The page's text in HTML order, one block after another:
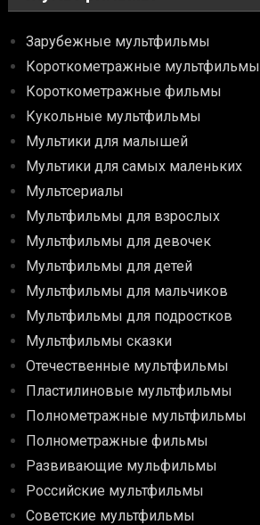
Зарубежные мультфильмы
Короткометражные мультфильмы
Короткометражные фильмы
Кукольные мультфильмы
Мультики для малышей
Мультики для самых маленьких
Мультсериалы
Мультфильмы для взрослых
Мультфильмы для девочек
Мультфильмы для детей
Мультфильмы для мальчиков
Мультфильмы для подростков
Мультфильмы сказки
Отечественные мультфильмы
Пластилиновые мультфильмы
Полнометражные мультфильмы
Полнометражные фильмы
Развивающие мульфильмы
Российские мультфильмы
Советские мультфильмы